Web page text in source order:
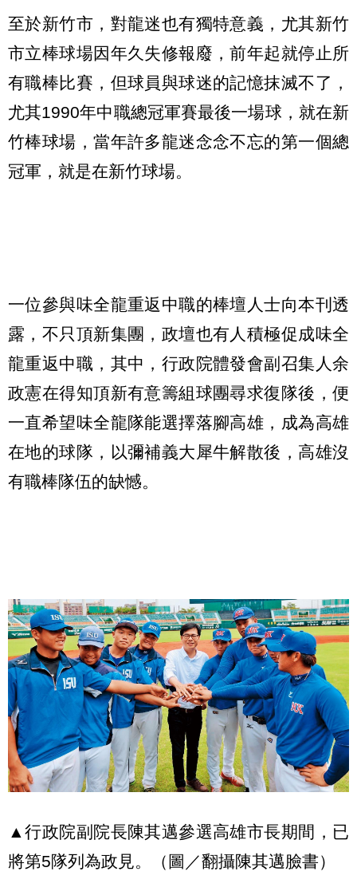
至於新竹市，對龍迷也有獨特意義，尤其新竹
市立棒球場因年久失修報廢，前年起就停止所
有職棒比賽，但球員與球迷的記憶抹滅不了，
尤其1990年中職總冠軍賽最後一場球，就在新
竹棒球場，當年許多龍迷念念不忘的第一個總
冠軍，就是在新竹球場。
一位參與味全龍重返中職的棒壇人士向本刊透
露，不只頂新集團，政壇也有人積極促成味全
龍重返中職，其中，行政院體發會副召集人余
政憲在得知頂新有意籌組球團尋求復隊後，便
一直希望味全龍隊能選擇落腳高雄，成為高雄
在地的球隊，以彌補義大犀牛解散後，高雄沒
有職棒隊伍的缺憾。
▲行政院副院長陳其邁參選高雄市長期間，已
將第5隊列為政見。（圖／翻攝陳其邁臉書）